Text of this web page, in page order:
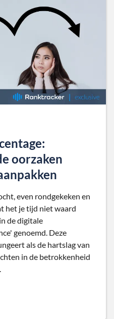
oorzaken
even rondgekeken en
het je tijd niet waard
de digitale
genoemd. Deze
als de hartslag van
in de betrokkenheid